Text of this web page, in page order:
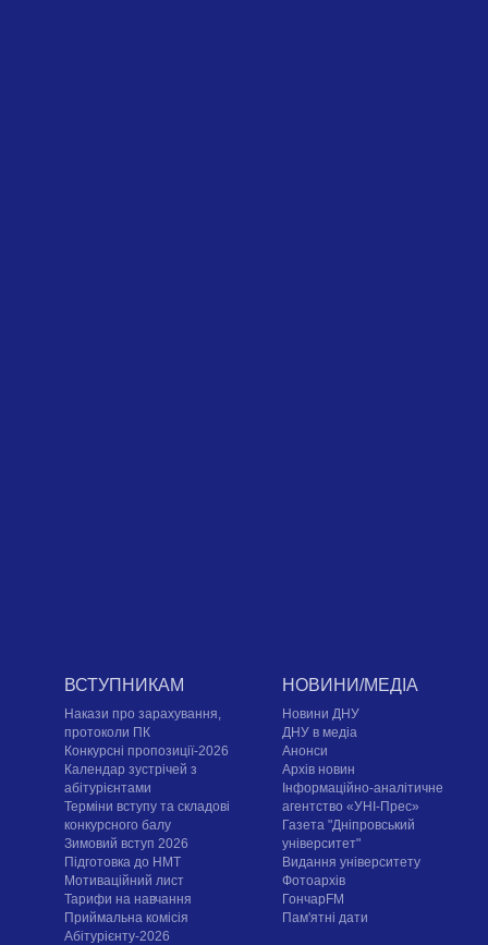
ВСТУПНИКАМ
Накази про зарахування,
протоколи ПК
Конкурсні пропозиції-2026
Календар зустрічей з
абітурієнтами
Терміни вступу та складові
конкурсного балу
Зимовий вступ 2026
Підготовка до НМТ
Мотиваційний лист
Тарифи на навчання
Приймальна комісія
Абітурієнту-2026
НОВИНИ/МЕДІА
Новини ДНУ
ДНУ в медіа
Анонси
Архів новин
Інформаційно-аналітичне
агентство «УНІ-Прес»
Газета "Дніпровський
університет"
Видання університету
Фотоархів
ГончарFM
Пам'ятні дати